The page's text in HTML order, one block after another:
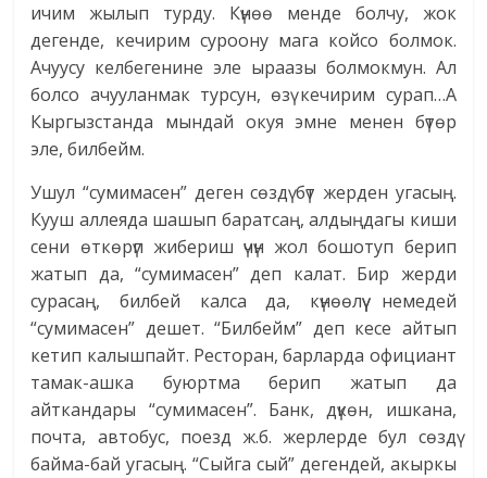
ичим жылып турду. Күнөө менде болчу, жок
дегенде, кечирим суроону мага койсо болмок.
Ачуусу келбегенине эле ыраазы болмокмун. Ал
болсо ачууланмак турсун, өзү кечирим сурап…А
Кыргызстанда мындай окуя эмне менен бүтөр
эле, билбейм.
Ушул “сумимасен” деген сөздү бүт жерден угасың.
Кууш аллеяда шашып баратсаң, алдыңдагы киши
сени өткөрүп жибериш үчүн жол бошотуп берип
жатып да, “сумимасен” деп калат. Бир жерди
сурасаң, билбей калса да, күнөөлүү немедей
“сумимасен” дешет. “Билбейм” деп кесе айтып
кетип калышпайт. Ресторан, барларда официант
тамак-ашка буюртма берип жатып да
айткандары “сумимасен”. Банк, дүкөн, ишкана,
почта, автобус, поезд ж.б. жерлерде бул сөздү
байма-бай угасың. “Сыйга сый” дегендей, акыркы